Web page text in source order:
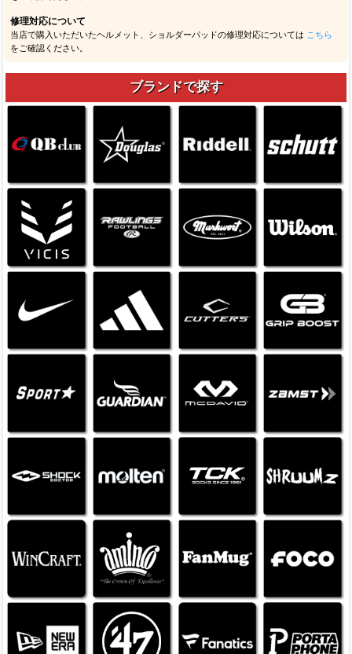
修理対応について
当店で購入いただいたヘルメット、ショルダーパッドの修理対応については こちら
をご確認ください。
ブランドで探す